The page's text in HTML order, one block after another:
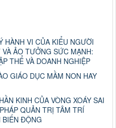
HÀNH VI CỦA KIỂU NGƯỜI
ẢO TƯỞNG SỨC MẠNH:
THỂ VÀ DOANH NGHIỆP
GIÁO DỤC MẦM NON HAY
KINH CỦA VÒNG XOÁY SAI
QUẢN TRỊ TÂM TRÍ
BIẾN ĐỘNG